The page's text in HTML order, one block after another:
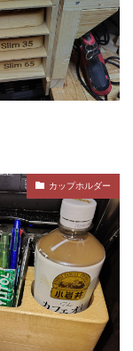
カップホルダー